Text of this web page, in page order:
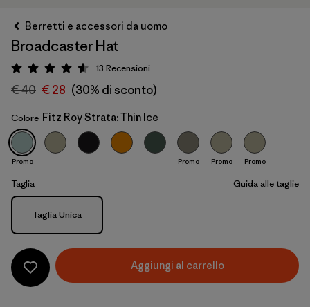
Fitz Roy Strata: Thin Ice
Berretti e accessori da uomo
Broadcaster Hat
Valutazione: 4.5 / 5
13 Recensioni
€ 40 € 28 (30% di sconto)
Colore Fitz Roy Strata: Thin Ice
Promo Promo Promo Promo
Taglia Guida alle taglie
Taglia
Taglia Unica
Aggiungi al carrello